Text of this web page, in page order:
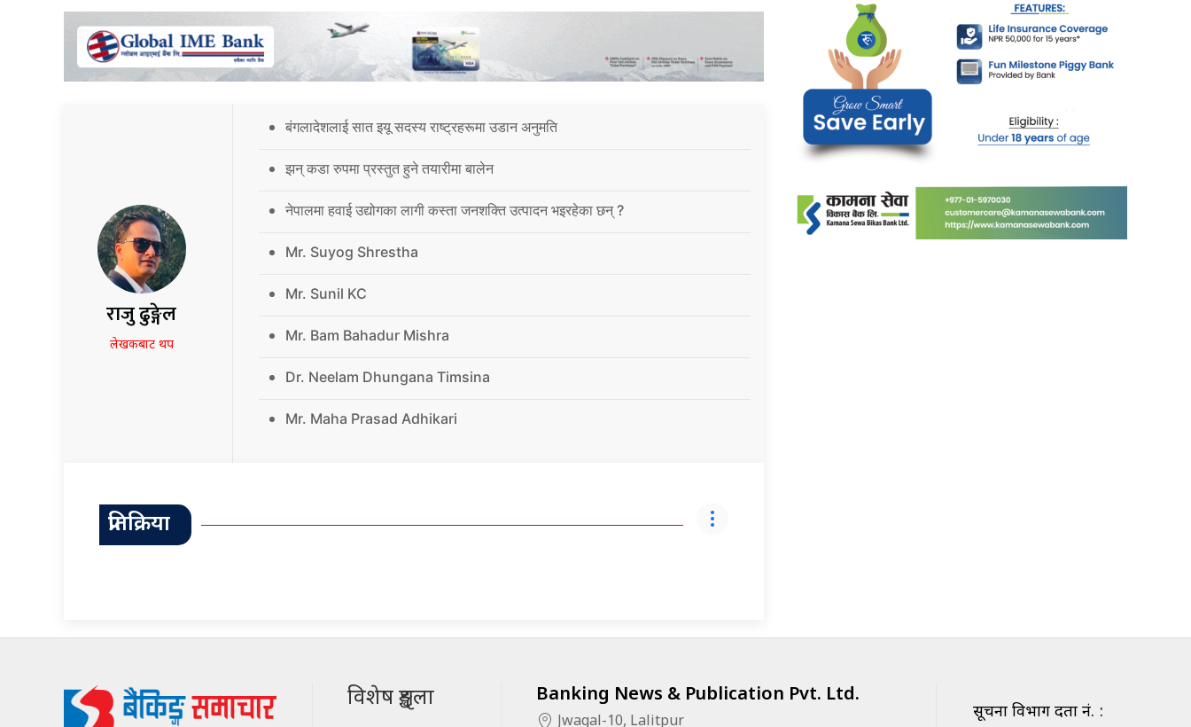
राजु ढुङ्गेल
लेखकबाट थप
बंगलादेशलाई सात इयू सदस्य राष्ट्रहरूमा उडान अनुमति
झन् कडा रुपमा प्रस्तुत हुने तयारीमा बालेन
नेपालमा हवाई उद्योगका लागी कस्ता जनशक्ति उत्पादन भइरहेका छन् ?
Mr. Suyog Shrestha
Mr. Sunil KC
Mr. Bam Bahadur Mishra
Dr. Neelam Dhungana Timsina
Mr. Maha Prasad Adhikari
प्रतिक्रिया
विशेष शृङ्खला Banking News & Publication Pvt. Ltd.
Jwagal-10, Lalitpur
सूचना विभाग दर्ता नं. :